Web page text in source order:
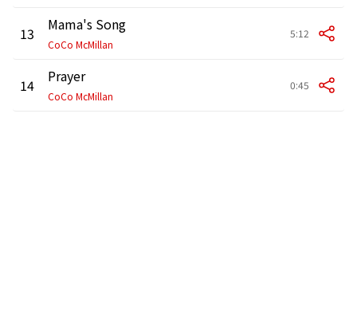
13 Mama's Song
CoCo McMillan
5:12
14 Prayer
CoCo McMillan
0:45